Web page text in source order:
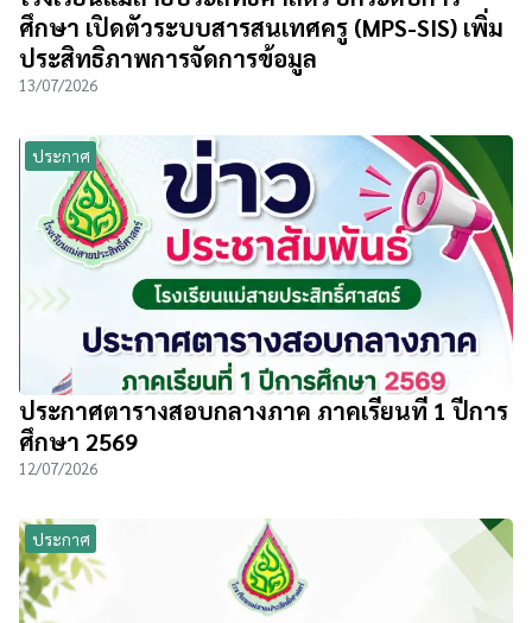
ศึกษา เปิดตัวระบบสารสนเทศครู (MPS-SIS) เพิ่ม
ประสิทธิภาพการจัดการข้อมูล
13/07/2026
ประกาศ
ประกาศตารางสอบกลางภาค ภาคเรียนที่ 1 ปีการ
ศึกษา 2569
12/07/2026
ประกาศ